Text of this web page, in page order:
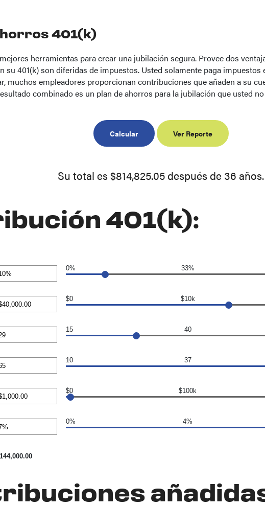
401(k)
herramientas para crear una jubilación segura. Provee dos
su 401(k) son diferidas de impuestos. Usted solamente paga
muchos empleadores proporcionan contribuciones que añaden a su
combinado es un plan de ahorros para la jubilación que usted
Su total es $814,825.05 después de 36 años.
401(k):
0% 33%
$0 $10k
15 40
10 37
$0 $100k
0% 4%